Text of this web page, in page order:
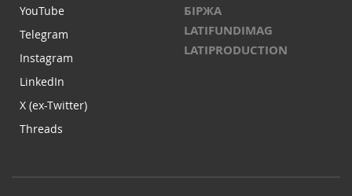
YouTube
Telegram
Instagram
LinkedIn
X (ex-Twitter)
Threads
БІРЖА
LATIFUNDIMAG
LATIPRODUCTION